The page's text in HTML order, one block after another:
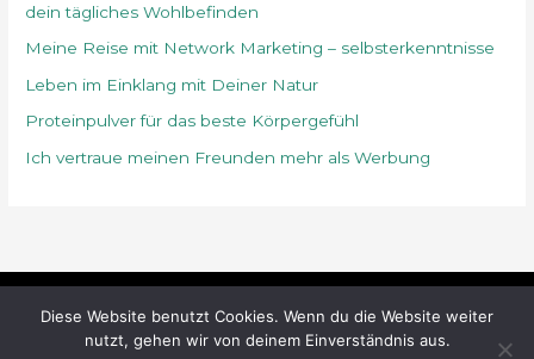
dein tägliches Wohlbefinden
Meine Reise mit Network Marketing – selbsterkenntnisse
Leben im Einklang mit Deiner Natur
Proteinpulver für das beste Körpergefühl
Ich vertraue meinen Freunden mehr als Werbung
Copyright © 2026naturundlebensgenuss
Diese Website benutzt Cookies. Wenn du die Website weiter
nutzt, gehen wir von deinem Einverständnis aus.